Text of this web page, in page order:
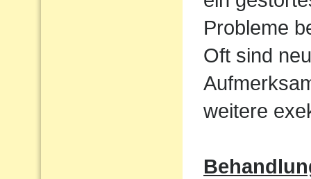
Probleme
Oft sind
weitere